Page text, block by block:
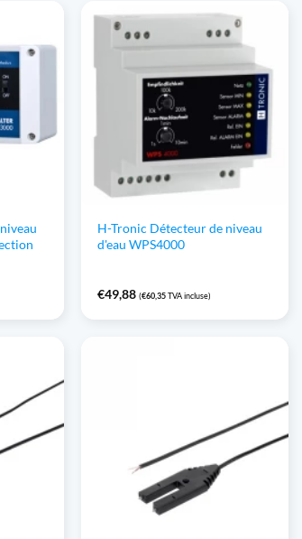
H-Tronic Détecteur de niveau
d'eau WPS4000
€49,88 (€60,35TVA incluse)